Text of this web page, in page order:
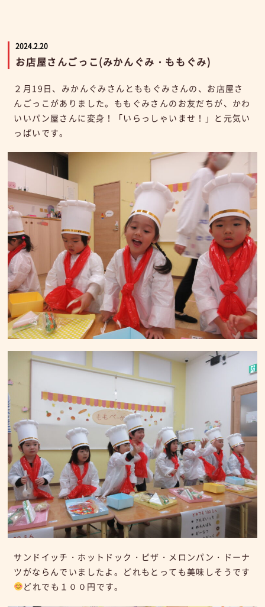
2024.2.20
お店屋さんごっこ(みかんぐみ・ももぐみ)
２月19日、みかんぐみさんとももぐみさんの、お店屋さ
んごっこがありました。ももぐみさんのお友だちが、かわ
いいパン屋さんに変身！「いらっしゃいませ！」と元気い
っぱいです。
サンドイッチ・ホットドック・ピザ・メロンパン・ドーナ
ツがならんでいましたよ。どれもとっても美味しそうです
どれでも１００円です。